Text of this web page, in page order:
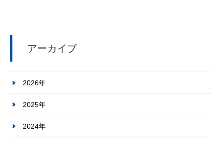
アーカイブ
2026年
2025年
2024年